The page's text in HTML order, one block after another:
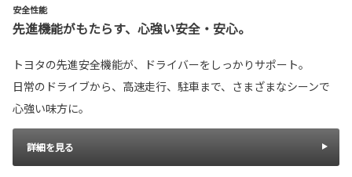
安全性能
先進機能がもたらす、心強い安全・安心。
トヨタの先進安全機能が、ドライバーをしっかりサポート。
日常のドライブから、高速走行、駐車まで、さまざまなシーンで
心強い味方に。
詳細を見る